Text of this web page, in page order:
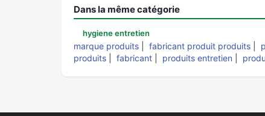
Dans la même catégorie
hygiene entretien
marque produits fabricant produit produits
produits
fabricant produits entretien